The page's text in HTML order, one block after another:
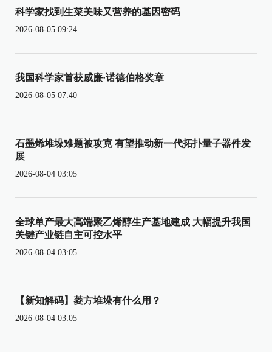
科学家找到生菜美味又营养的基因密码
2026-08-05 09:24
我国科学家首获威廉·诺德伯格奖章
2026-08-05 07:40
石墨烯堆垛难题被攻克 有望推动新一代拓扑量子器件发
展
2026-08-04 03:05
全球单产最大高端聚乙烯醇生产基地建成 大幅提升我国
关键产业链自主可控水平
2026-08-04 03:05
【新知解码】菱方堆垛有什么用？
2026-08-04 03:05